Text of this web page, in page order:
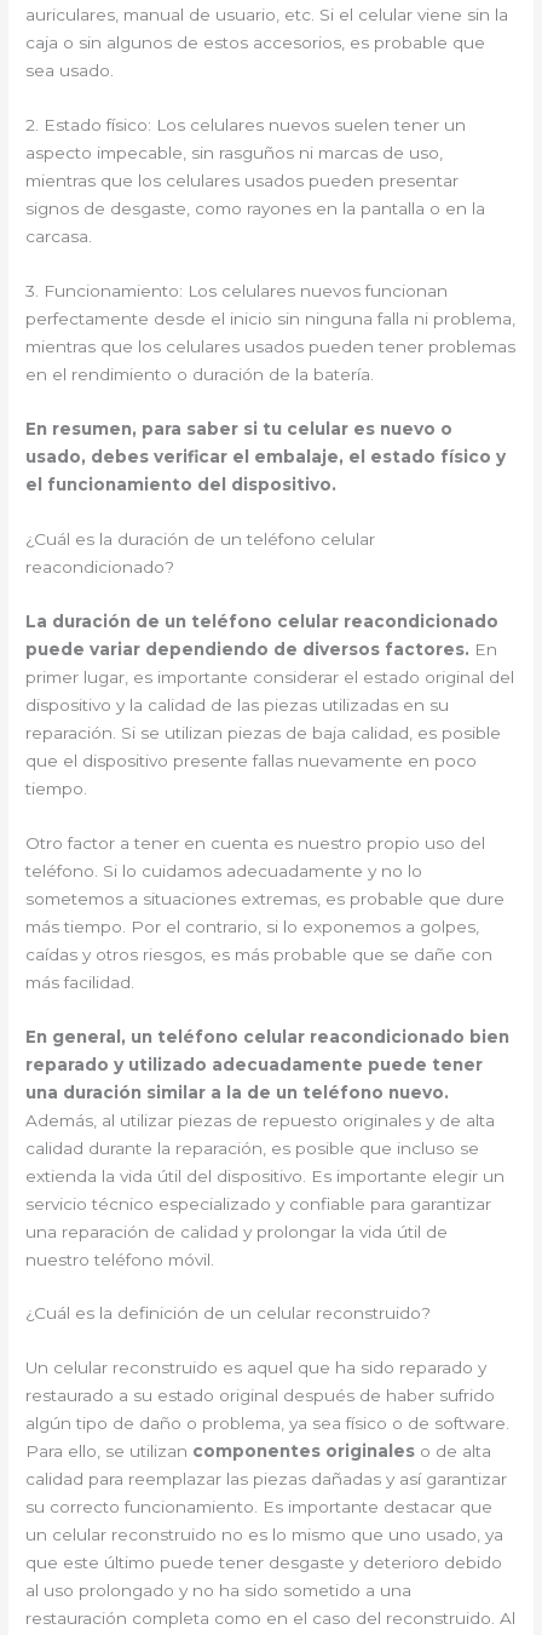
auriculares, manual de usuario, etc. Si el celular viene sin la
caja o sin algunos de estos accesorios, es probable que
sea usado.
2. Estado físico: Los celulares nuevos suelen tener un
aspecto impecable, sin rasguños ni marcas de uso,
mientras que los celulares usados pueden presentar
signos de desgaste, como rayones en la pantalla o en la
carcasa.
3. Funcionamiento: Los celulares nuevos funcionan
perfectamente desde el inicio sin ninguna falla ni problema,
mientras que los celulares usados pueden tener problemas
en el rendimiento o duración de la batería.
En resumen, para saber si tu celular es nuevo o
usado, debes verificar el embalaje, el estado físico y
el funcionamiento del dispositivo.
¿Cuál es la duración de un teléfono celular
reacondicionado?
La duración de un teléfono celular reacondicionado
puede variar dependiendo de diversos factores. En
primer lugar, es importante considerar el estado original del
dispositivo y la calidad de las piezas utilizadas en su
reparación. Si se utilizan piezas de baja calidad, es posible
que el dispositivo presente fallas nuevamente en poco
tiempo.
Otro factor a tener en cuenta es nuestro propio uso del
teléfono. Si lo cuidamos adecuadamente y no lo
sometemos a situaciones extremas, es probable que dure
más tiempo. Por el contrario, si lo exponemos a golpes,
caídas y otros riesgos, es más probable que se dañe con
más facilidad.
En general, un teléfono celular reacondicionado bien
reparado y utilizado adecuadamente puede tener
una duración similar a la de un teléfono nuevo.
Además, al utilizar piezas de repuesto originales y de alta
calidad durante la reparación, es posible que incluso se
extienda la vida útil del dispositivo. Es importante elegir un
servicio técnico especializado y confiable para garantizar
una reparación de calidad y prolongar la vida útil de
nuestro teléfono móvil.
¿Cuál es la definición de un celular reconstruido?
Un celular reconstruido es aquel que ha sido reparado y
restaurado a su estado original después de haber sufrido
algún tipo de daño o problema, ya sea físico o de software.
Para ello, se utilizan componentes originales o de alta
calidad para reemplazar las piezas dañadas y así garantizar
su correcto funcionamiento. Es importante destacar que
un celular reconstruido no es lo mismo que uno usado, ya
que este último puede tener desgaste y deterioro debido
al uso prolongado y no ha sido sometido a una
restauración completa como en el caso del reconstruido. Al